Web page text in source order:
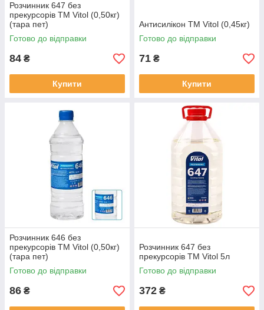
Розчинник 647 без
прекурсорів ТМ Vitol (0,50кг)
(тара пет)
Готово до відправки
84 ₴
Купити
Антисилікон ТМ Vitol (0,45кг)
Готово до відправки
71 ₴
Купити
Розчинник 646 без
прекурсорів ТМ Vitol (0,50кг)
(тара пет)
Готово до відправки
86 ₴
Розчинник 647 без
прекурсорів ТМ Vitol 5л
Готово до відправки
372 ₴